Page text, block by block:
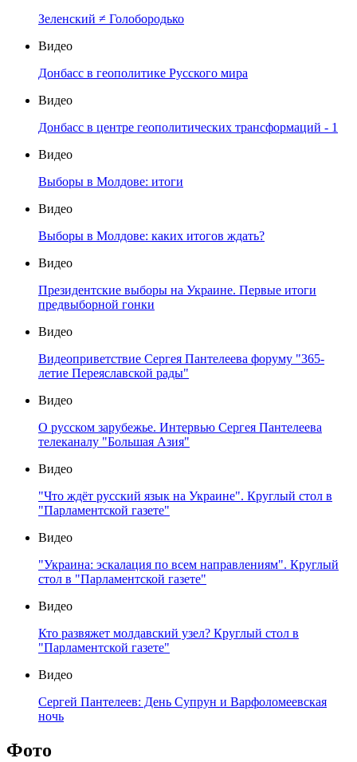
Зеленский ≠ Голобородько
Видео
Донбасс в геополитике Русского мира
Видео
Донбасс в центре геополитических трансформаций - 1
Видео
Выборы в Молдове: итоги
Видео
Выборы в Молдове: каких итогов ждать?
Видео
Президентские выборы на Украине. Первые итоги
предвыборной гонки
Видео
Видеоприветствие Сергея Пантелеева форуму "365-
летие Переяславской рады"
Видео
О русском зарубежье. Интервью Сергея Пантелеева
телеканалу "Большая Азия"
Видео
"Что ждёт русский язык на Украине". Круглый стол в
"Парламентской газете"
Видео
"Украина: эскалация по всем направлениям". Круглый
стол в "Парламентской газете"
Видео
Кто развяжет молдавский узел? Круглый стол в
"Парламентской газете"
Видео
Сергей Пантелеев: День Супрун и Варфоломеевская
ночь
Фото